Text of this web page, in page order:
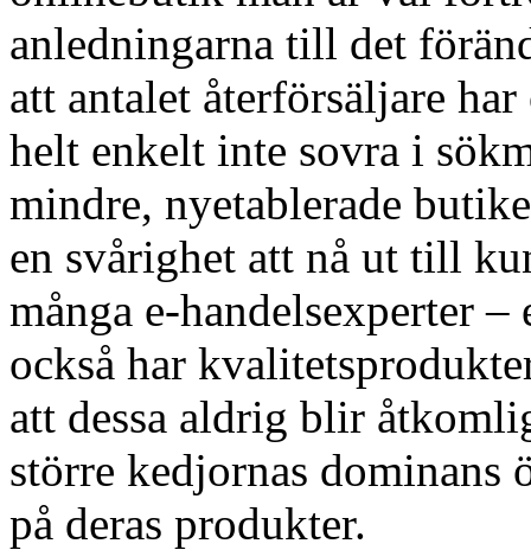
anledningarna till det
att antalet återförsäljare
helt enkelt inte sovra i
mindre, nyetablerade
en svårighet att nå ut till
många e-handelsexperter
också har
att dessa aldrig blir
större kedjornas dominans
på deras produkter.